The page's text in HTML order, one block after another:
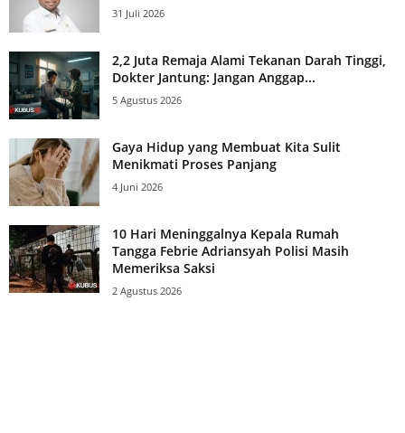
31 Juli 2026
2,2 Juta Remaja Alami Tekanan Darah Tinggi,
Dokter Jantung: Jangan Anggap...
5 Agustus 2026
Gaya Hidup yang Membuat Kita Sulit
Menikmati Proses Panjang
4 Juni 2026
10 Hari Meninggalnya Kepala Rumah
Tangga Febrie Adriansyah Polisi Masih
Memeriksa Saksi
2 Agustus 2026